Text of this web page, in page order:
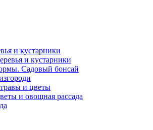
и кустарники
и кустарники
Садовый бонсай
и цветы
и овощная рассада